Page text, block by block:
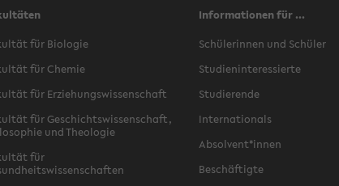
für Biologie
für Chemie
für Erziehungswissenschaft
für Geschichtswissenschaft,
und Theologie
für
Informationen für ...
Schülerinnen und Schüler
Studieninteressierte
Studierende
Internationals
Absolvent*innen
Beschäftigte